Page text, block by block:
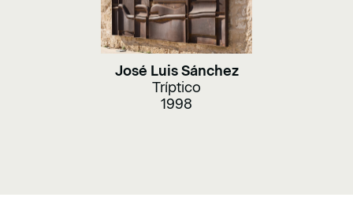
José Luis Sánchez
Tríptico
1998